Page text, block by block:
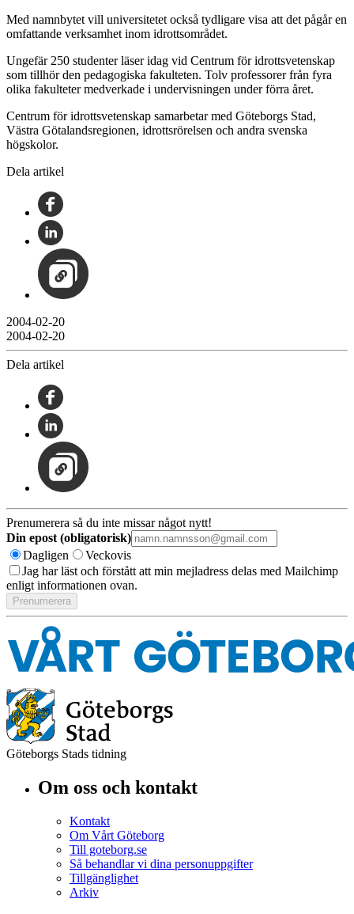
Med namnbytet vill universitetet också tydligare visa att det pågår en
omfattande verksamhet inom idrottsområdet.
Ungefär 250 studenter läser idag vid Centrum för idrottsvetenskap
som tillhör den pedagogiska fakulteten. Tolv professorer från fyra
olika fakulteter medverkade i undervisningen under förra året.
Centrum för idrottsvetenskap samarbetar med Göteborgs Stad,
Västra Götalandsregionen, idrottsrörelsen och andra svenska
högskolor.
Dela artikel
2004-02-20
2004-02-20
Dela artikel
Prenumerera så du inte missar något nytt!
Din epost (obligatorisk)
Dagligen
Veckovis
Jag har läst och förstått att min mejladress delas med Mailchimp
enligt informationen ovan.
Göteborgs Stads tidning
Om oss och kontakt
Kontakt
Om Vårt Göteborg
Till goteborg.se
Så behandlar vi dina personuppgifter
Tillgänglighet
Arkiv